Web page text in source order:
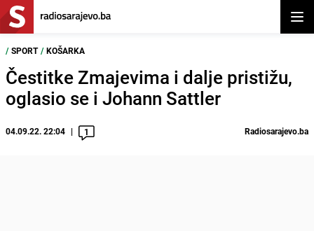
/ SPORT / KOŠARKA
Čestitke Zmajevima i dalje pristižu,
oglasio se i Johann Sattler
04.09.22. 22:04 1 Radiosarajevo.ba